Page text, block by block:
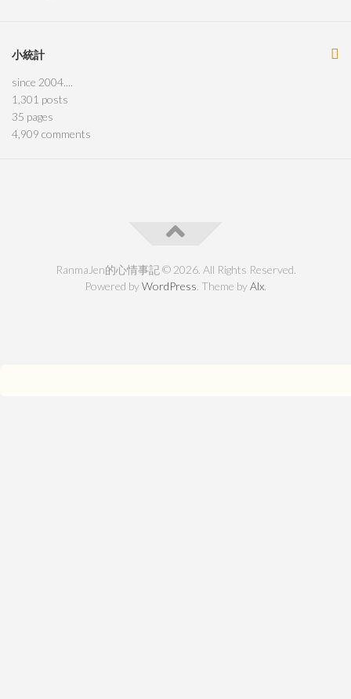
小統計
since 2004....
1,301 posts
35 pages
4,909 comments
RanmaJen的心情事記 © 2026. All Rights Reserved.
Powered byWordPress. Theme byAlx.